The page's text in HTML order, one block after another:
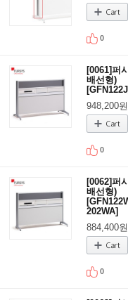
0
[0061]퍼
배선형)
948,200원
0
[0062]퍼
배선형)
202WA]
884,400원
0